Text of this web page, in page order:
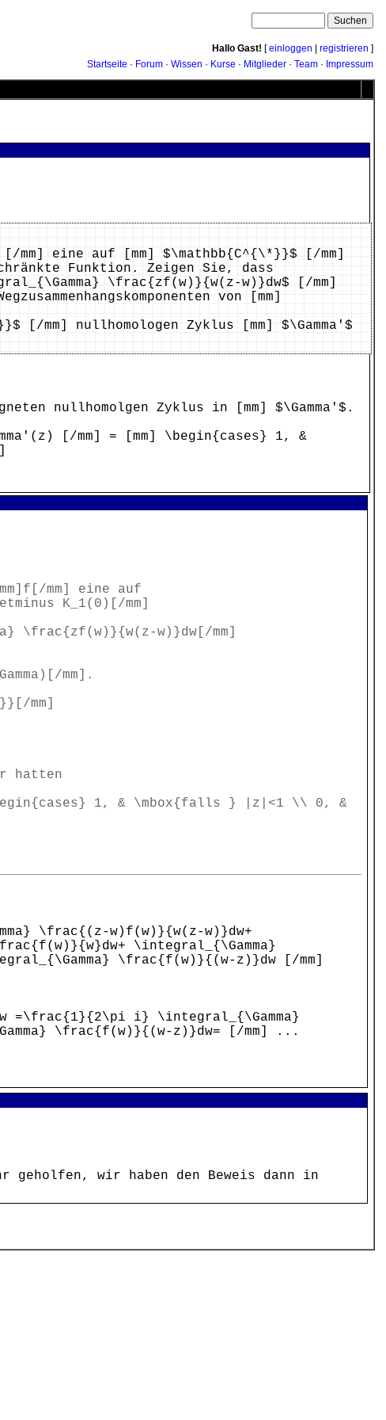
Hallo Gast! [einloggen registrieren ]
Startseite · Forum · Wissen · Kurse · Mitglieder · Team · Impressum
mm] eine auf [mm] $\mathbb{C^{\*}}$ [/mm]
Funktion. Zeigen Sie, dass
\frac{zf(w)}{w(z-w)}dw$ [/mm]
von [mm]
mm] nullhomologen Zyklus [mm] $\Gamma'$
nullhomolgen Zyklus in [mm] $\Gamma'$.
[/mm] = [mm] \begin{cases} 1, &
mm] eine auf
K_1(0)[/mm]
\frac{zf(w)}{w(z-w)}dw[/mm]
mm].
mm]
hatten
1, & \mbox{falls } |z|<1 \\ 0, &
\frac{(z-w)f(w)}{w(z-w)}dw+
\integral_{\Gamma}
\frac{f(w)}{(w-z)}dw [/mm]
=\frac{1}{2\pi i} \integral_{\Gamma}
\frac{f(w)}{(w-z)}dw= [/mm] ...
wir haben den Beweis dann in